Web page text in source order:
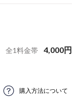
全1料金帯 4,000円
購入方法について